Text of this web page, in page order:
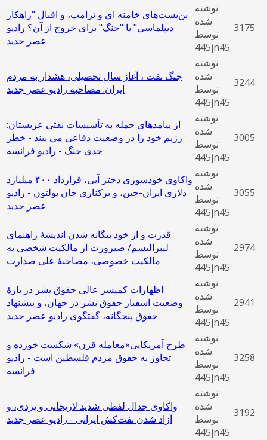
بن‌بست‌های خامنه اي و ترامپ، و اقبال "راهکار
دیپلماسی" یا "جنگ" برای خروج از آن؟ رادیو
عصر جدید
نوشته
شده
توسط
445jn45
3175
جنگ نفت ، آغاز سال تحصیلی، هشدار به مردم
ایران: مصاحبه رادیو عصر جدید
نوشته
شده
توسط
445jn45
3244
از پیامدهای حمله به تأسیسات نفتی عربستان:
رژیم خود را در وضعیت دفاعی می بیند - خطر
جدی جنگ - رادیو فرانسه
نوشته
شده
توسط
445jn45
3005
واکاوی خودسوزی دختر آبی، قرارداد ۴۰۰ میلیارد
دلاری ایران-چین، و برکناری جان بولتون - رادیو
عصر جدید
نوشته
شده
توسط
445jn45
3055
قدرت و از خود بیگانه شدن اندیشۀ راهنمای
لیبرالیسم/ صیرورت از مالکیت شخصی به
مالکیت خصوصی، مصاحبۀ علی صدارت
نوشته
شده
توسط
445jn45
2974
اظهارات کمیسر عالی حقوق بشر در بارۀ
وضعیت اسفبار حقوق بشر در جهان، و پیشنهاد
حقوق پنجگانه، گفتگوی رادیو عصر جدید
نوشته
شده
توسط
445jn45
2941
طرح آمریکایی«معامله قرن» شکست خورده و
تجاوز به حقوق مردم فلسطین است - رادیو
فرانسه
نوشته
شده
توسط
445jn45
3258
واکاوی جدال لفظی شدید لاریجانی و یزدی، و
آزاد شدن نفت‌کش ایرانی - رادیو عصر جدید
نوشته
شده
توسط
445jn45
3192